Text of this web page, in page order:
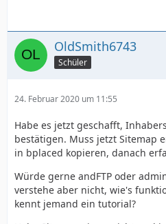
OldSmith6743
Schüler
24. Februar 2020 um 11:55
Habe es jetzt geschafft,
bestätigen. Muss jetzt Sitemap
in bplaced kopieren, danach
Würde gerne andFTP oder
verstehe aber nicht, wie's
kennt jemand ein tutorial?